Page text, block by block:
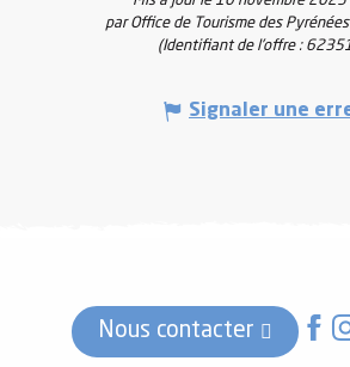
par Office de Tourisme des
(Identifiant de l'offre :
Signaler une
Nous contacter